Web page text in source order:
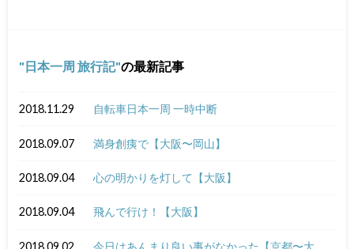
日本一周 旅行記 の最新記事
2018.11.29 自転車日本一周 一時中断
2018.09.07 満身創痍で【大阪〜岡山】
2018.09.04 心の明かりを灯して【大阪】
2018.09.04 飛んで行け！【大阪】
2018.09.02
今日はあんまり良い事がなかった【京都〜大